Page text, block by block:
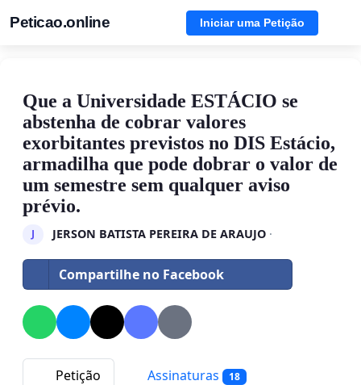
Peticao.online Iniciar uma Petição
Que a Universidade ESTÁCIO se
abstenha de cobrar valores
exorbitantes previstos no DIS Estácio,
armadilha que pode dobrar o valor de
um semestre sem qualquer aviso
prévio.
J JERSON BATISTA PEREIRA DE ARAUJO·
Compartilhe no Facebook
Petição Assinaturas 18